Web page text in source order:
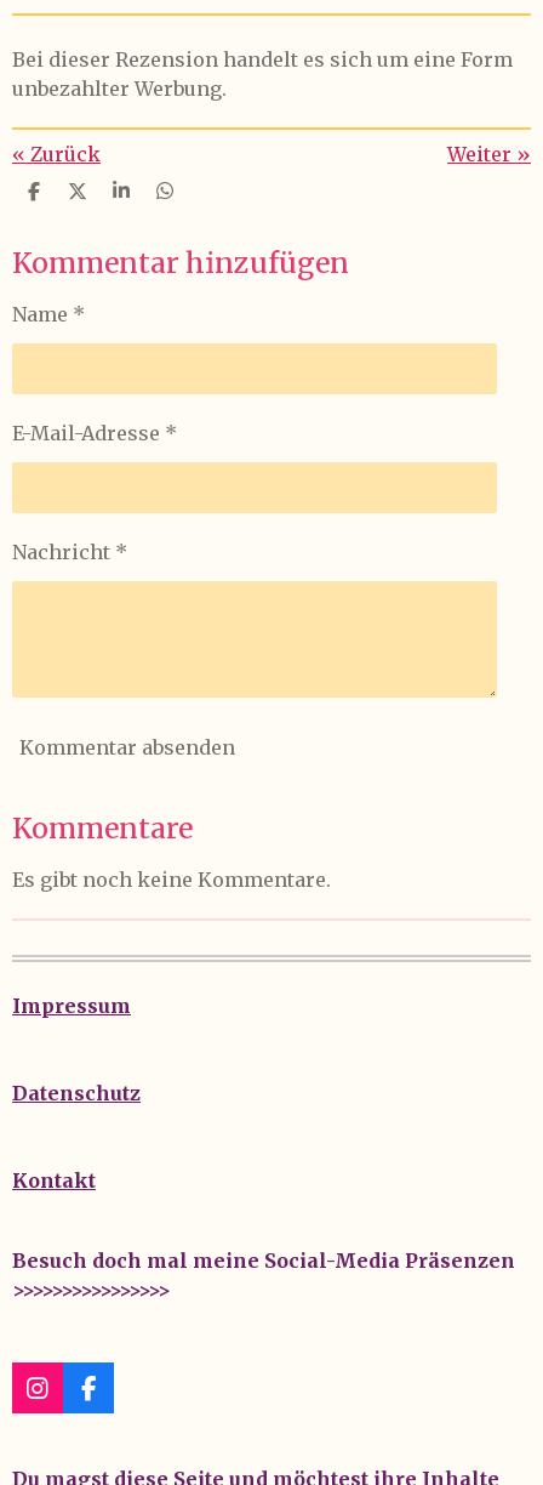
Bei dieser Rezension handelt es sich um eine Form
unbezahlter Werbung.
« Zurück Weiter »
T
l
e
T
l
e
T
l
e
T
l
e
Kommentar hinzufügen
Name *
E-Mail-Adresse *
Nachricht *
Kommentar absenden
Kommentare
Es gibt noch keine Kommentare.
Impressum
Datenschutz
Kontakt
Besuch doch mal meine Social-Media Präsenzen
>>>>>>>>>>>>>>>>
I
n
F
a
Du magst diese Seite und möchtest ihre Inhalte